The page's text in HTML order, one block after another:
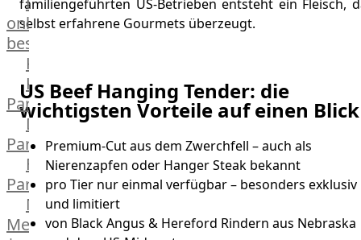
online
bestellen
Karriere
Kochschul-
Partner
Depot-
Partner
Frischetheken-
Partner
Männer
Metzger
familiengeführten US-Betrieben entsteht ein Fleisch,
selbst erfahrene Gourmets überzeugt.
US Beef Hanging Tender: die
wichtigsten Vorteile auf einen Blick
Premium-Cut aus dem Zwerchfell – auch als
Nierenzapfen oder Hanger Steak bekannt
pro Tier nur einmal verfügbar – besonders exklusiv
und limitiert
von Black Angus & Hereford Rindern aus Nebraska